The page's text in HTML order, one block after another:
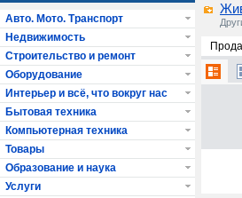
Авто. Мото. Транспорт
Недвижимость
Строительство и ремонт
Оборудование
Интерьер и всё, что вокруг нас
Бытовая техника
Компьютерная техника
Товары
Образование и наука
Услуги